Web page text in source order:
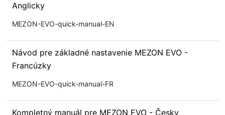
Anglicky
MEZON-EVO-quick-manual-EN
Návod pre základné nastavenie MEZON EVO -
Francúzky
MEZON-EVO-quick-manual-FR
Kompletný manuál pre MEZON EVO - Česky